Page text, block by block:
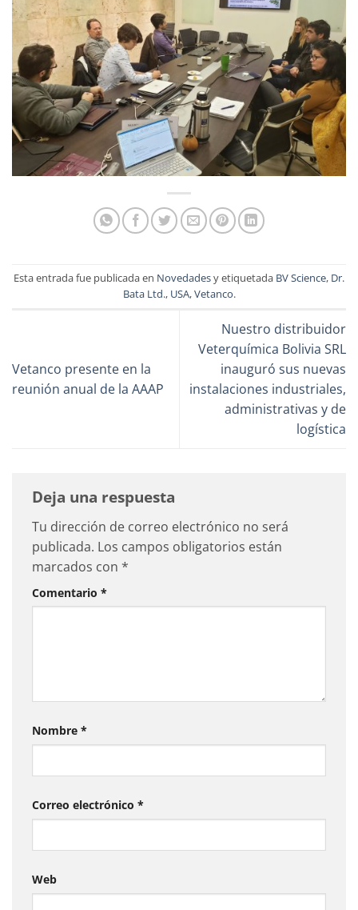
Esta entrada fue publicada en Novedadesy etiquetada BV Science, Dr.
Bata Ltd., USA,Vetanco.
Vetanco presente en la
reunión anual de la AAAP
Nuestro distribuidor
Veterquímica Bolivia SRL
inauguró sus nuevas
instalaciones industriales,
administrativas y de
logística
Deja una respuesta
Tu dirección de correo electrónico no será
publicada. Los campos obligatorios están
marcados con *
Comentario *
Nombre *
Correo electrónico *
Web